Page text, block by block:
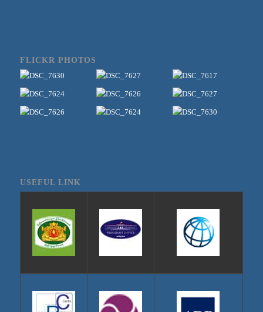
FLICKR PHOTOS
USEFUL LINK